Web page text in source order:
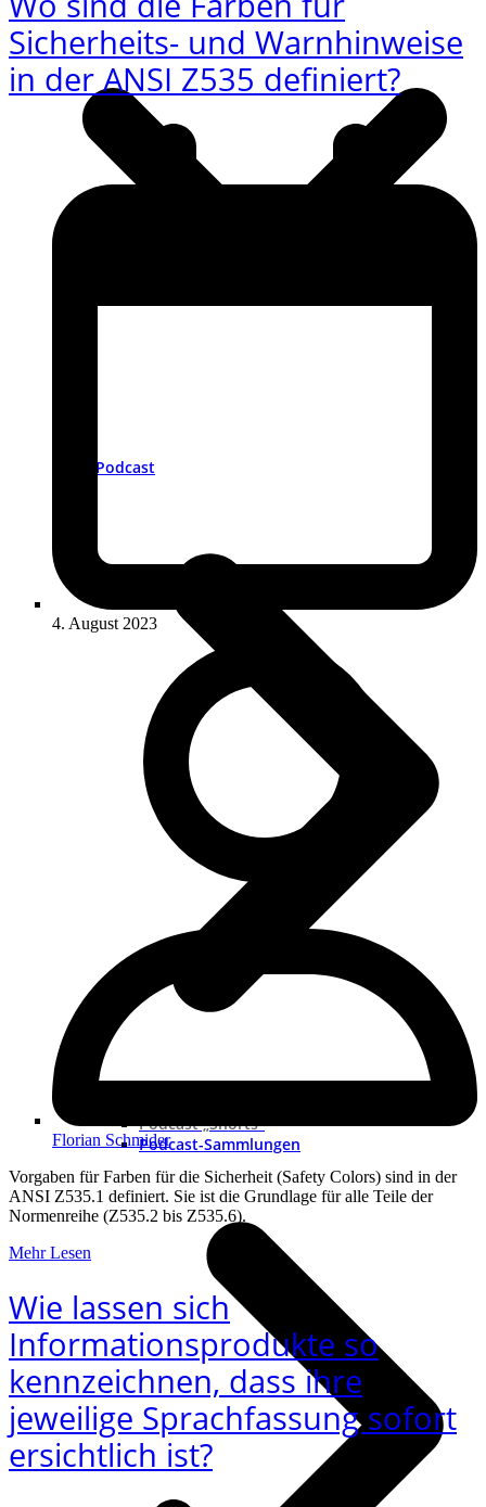
Podcast
Podcast „Shorts“
Podcast-Sammlungen
Sicherheits- und Warnhinweise
in der ANSI Z535 definiert?
4. August 2023
Florian Schmider
Vorgaben für Farben für die Sicherheit (Safety Colors) sind in der
ANSI Z535.1 definiert. Sie ist die Grundlage für alle Teile der
Normenreihe (Z535.2 bis Z535.6).
Mehr Lesen
Wie lassen sich
Informationsprodukte so
kennzeichnen, dass ihre
jeweilige Sprachfassung sofort
ersichtlich ist?